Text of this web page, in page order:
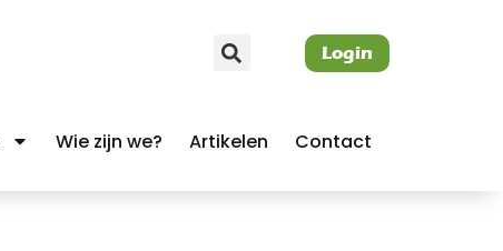
Login
Wie zijn we? Artikelen Contact